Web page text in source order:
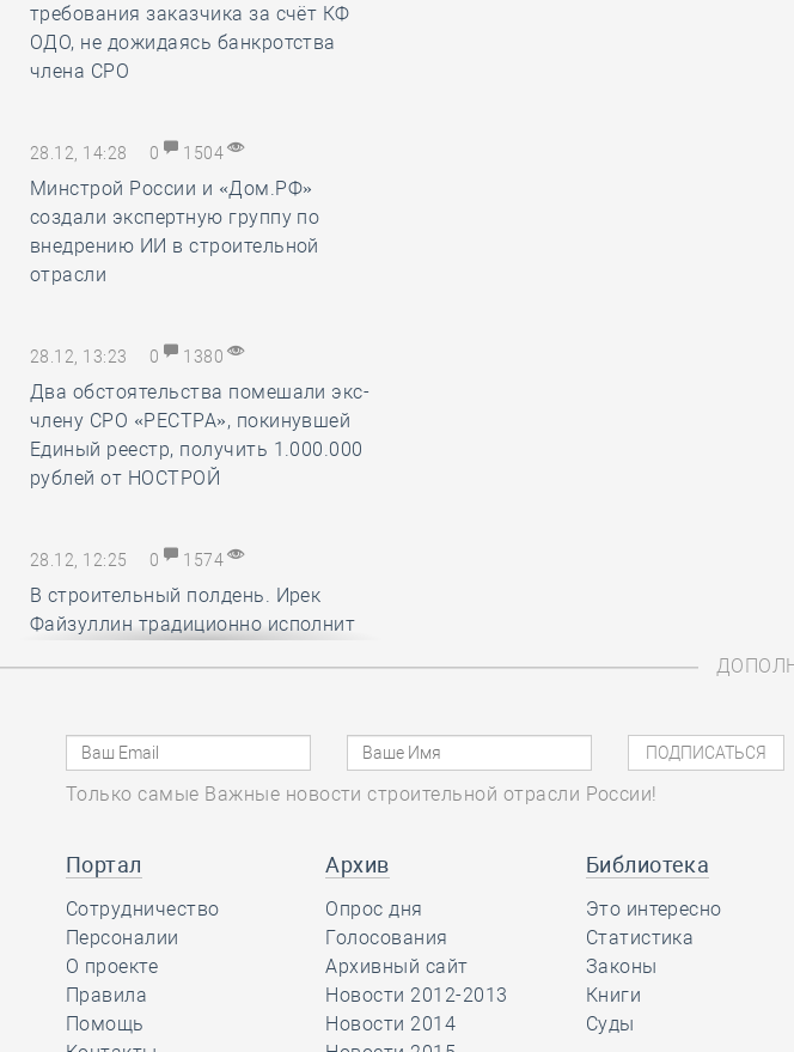
требования заказчика за счёт КФ
ОДО, не дожидаясь банкротства
члена СРО
28.12, 14:28 0 1504
Минстрой России и «Дом.РФ»
создали экспертную группу по
внедрению ИИ в строительной
отрасли
28.12, 13:23 0 1380
Два обстоятельства помешали экс-
члену СРО «РЕСТРА», покинувшей
Единый реестр, получить 1.000.000
рублей от НОСТРОЙ
28.12, 12:25 0 1574
В строительный полдень. Ирек
Файзуллин традиционно исполнит
28.12, 11:24 0
Минстрой и Главгосэкпертиза
вопросам применения механизма
компенсации удорожания цен на
строительные ресурсы
28.12, 10:16
СРО АСОНО избежала
Только самые Важные новости строительной отрасли России!
Портал
Сотрудничество
Персоналии
О проекте
Правила
Помощь
Архив
Опрос дня
Голосования
Архивный сайт
Новости 2012-2013
Новости 2014
Библиотека
Это интересно
Статистика
Законы
Книги
Суды